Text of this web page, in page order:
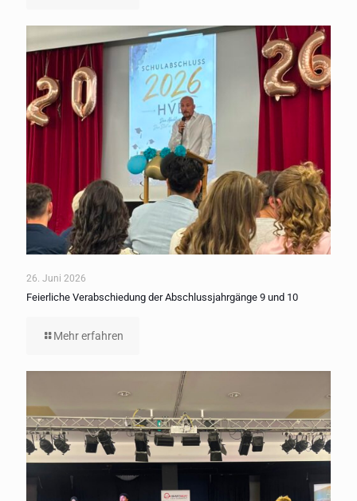
26. Juni 2026
Feierliche Verabschiedung der Abschlussjahrgänge 9 und 10
Mehr erfahren